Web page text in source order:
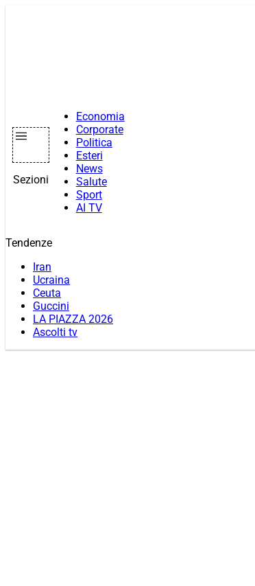
Sezioni
Economia
Corporate
Politica
Esteri
News
Salute
Sport
AI TV
Tendenze
Iran
Ucraina
Ceuta
Guccini
LA PIAZZA 2026
Ascolti tv